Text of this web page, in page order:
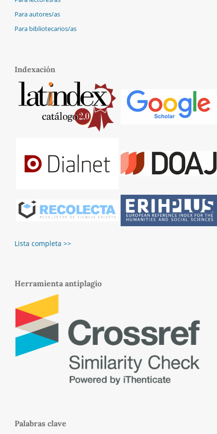
Para autores/as
Para bibliotecarios/as
Indexación
Lista completa >>
Herramienta antiplagio
Palabras clave